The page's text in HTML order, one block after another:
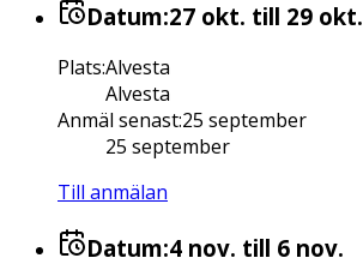
Datum:27 okt. till 29 okt.
Plats:Alvesta
Alvesta
Anmäl senast:25 september
25 september
Till anmälan
Datum:4 nov. till 6 nov.